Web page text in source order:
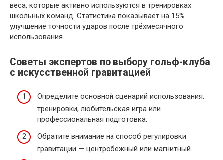
веса, которые активно используются в тренировках
школьных команд. Статистика показывает на 15%
улучшение точности ударов после трёхмесячного
использования.
Советы экспертов по выбору гольф-клуба
с искусственной гравитацией
Определите основной сценарий использования:
тренировки, любительская игра или
профессиональная подготовка.
Обратите внимание на способ регулировки
гравитации — центробежный или магнитный.